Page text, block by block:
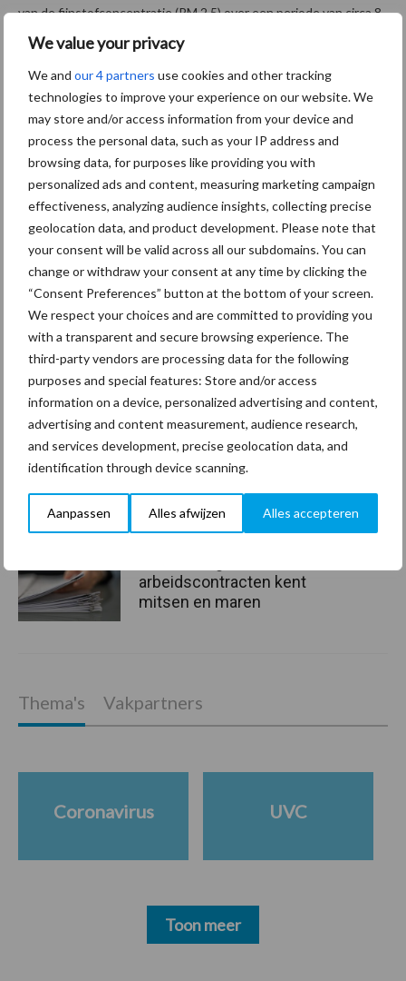
We value your privacy
We and our 4 partners use cookies and other tracking
technologies to improve your experience on our website. We
may store and/or access information from your device and
process the personal data, such as your IP address and
browsing data, for purposes like providing you with
personalized ads and content, measuring marketing campaign
effectiveness, analyzing audience insights, collecting precise
geolocation data, and product development. Please note that
your consent will be valid across all our subdomains. You can
change or withdraw your consent at any time by clicking the
“Consent Preferences” button at the bottom of your screen.
We respect your choices and are committed to providing you
with a transparent and secure browsing experience. The
third-party vendors are processing data for the following
purposes and special features: Store and/or access
information on a device, personalized advertising and content,
advertising and content measurement, audience research,
and services development, precise geolocation data, and
identification through device scanning.
Aanpassen Alles afwijzen Alles accepteren
van de fijnstofconcentratie (PM 2,5) over een periode van circa 8
uur en de bepaling van de microbiologische kwaliteit. Aan de
overige onderdelen.
www.vsr-org.nl
Aanbevolen voor jou! Lees meer
Van onze partner Innovi
Beetle veegrobot: jouw
slimme hulp op de
werkvloer
Bescherming van
persoonsgegevens: grip op
de risico’s
arbeidscontracten kent
mitsen en maren
Thema's Vakpartners
Coronavirus UVC
Toon meer